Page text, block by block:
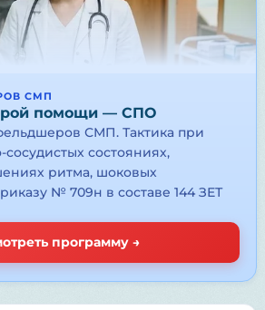
СМП
помощи — СПО
СМП. Тактика при
состояниях,
ритма, шоковых
№ 709н в составе 144 ЗЕТ
программу →